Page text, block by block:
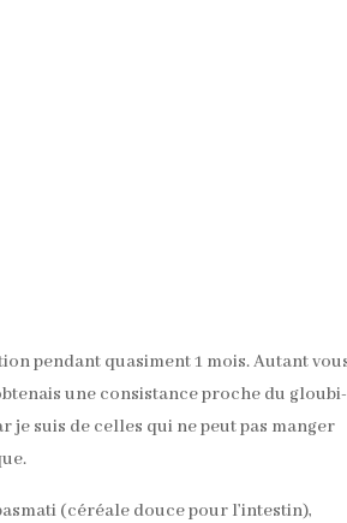
pendant quasiment 1 mois. Autant
une consistance proche du gloubi-
je suis de celles qui ne peut pas manger
(céréale douce pour l’intestin),